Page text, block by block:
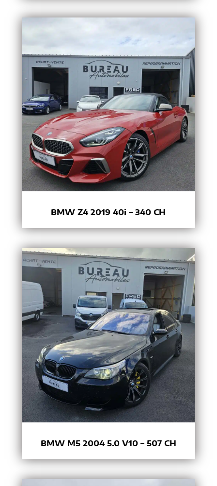
BMW Z4 2019 40i – 340 CH
BMW M5 2004 5.0 V10 – 507 CH